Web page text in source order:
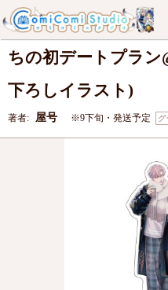
アクリルスタンド「
ちの初デートプラン
下ろしイラスト)
著者: 屋号 ※9下旬・発送予定 グ